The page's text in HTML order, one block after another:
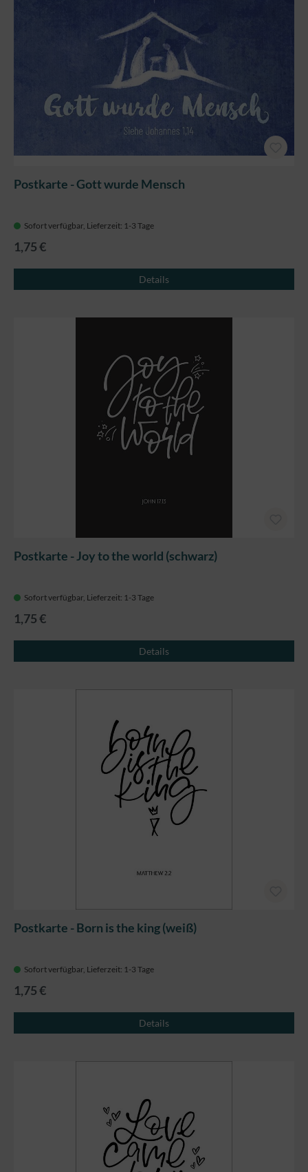
Postkarte - Gott wurde Mensch
Sofort verfügbar, Lieferzeit: 1-3 Tage
1,75 €
Details
Postkarte - Joy to the world (schwarz)
Sofort verfügbar, Lieferzeit: 1-3 Tage
1,75 €
Details
Postkarte - Born is the king (weiß)
Sofort verfügbar, Lieferzeit: 1-3 Tage
1,75 €
Details